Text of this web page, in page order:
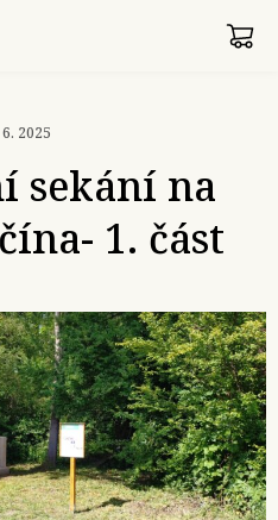
2025
sekání na
1. část